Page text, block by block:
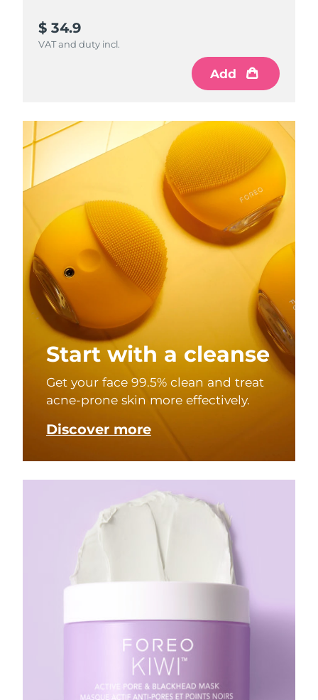
$ 34.9
VAT and duty incl.
Add
Start with a cleanse
Get your face 99.5% clean and treat
acne-prone skin more effectively.
Discover more